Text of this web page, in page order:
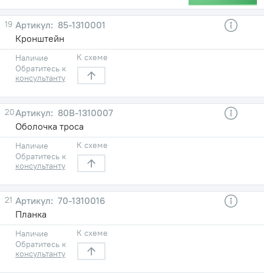
19
85-1310001
Кронштейн
Наличие
Обратитесь к
консультанту
К схеме
20
80В-1310007
Оболочка троса
Наличие
Обратитесь к
консультанту
К схеме
21
70-1310016
Планка
Наличие
Обратитесь к
консультанту
К схеме